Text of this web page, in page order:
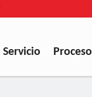
Servicio Proceso